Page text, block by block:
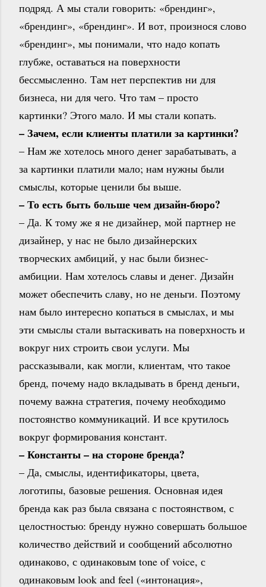
подряд. А мы стали говорить: «брендинг»,
«брендинг», «брендинг». И вот, произнося слово
«брендинг», мы понимали, что надо копать
глубже, оставаться на поверхности
бессмысленно. Там нет перспектив ни для
бизнеса, ни для чего. Что там – просто
картинки? Этого мало. И мы стали копать.
– Зачем, если клиенты платили за картинки?
– Нам же хотелось много денег зарабатывать, а
за картинки платили мало; нам нужны были
смыслы, которые ценили бы выше.
– То есть быть больше чем дизайн-бюро?
– Да. К тому же я не дизайнер, мой партнер не
дизайнер, у нас не было дизайнерских
творческих амбиций, у нас были бизнес-
амбиции. Нам хотелось славы и денег. Дизайн
может обеспечить славу, но не деньги. Поэтому
нам было интересно копаться в смыслах, и мы
эти смыслы стали вытаскивать на поверхность и
вокруг них строить свои услуги. Мы
рассказывали, как могли, клиентам, что такое
бренд, почему надо вкладывать в бренд деньги,
почему важна стратегия, почему необходимо
постоянство коммуникаций. И все крутилось
вокруг формирования констант.
– Константы – на стороне бренда?
– Да, смыслы, идентификаторы, цвета,
логотипы, базовые решения. Основная идея
бренда как раз была связана с постоянством, с
целостностью: бренду нужно совершать большое
количество действий и сообщений абсолютно
одинаково, с одинаковым tone of voice, с
одинаковым look and feel («интонация»,